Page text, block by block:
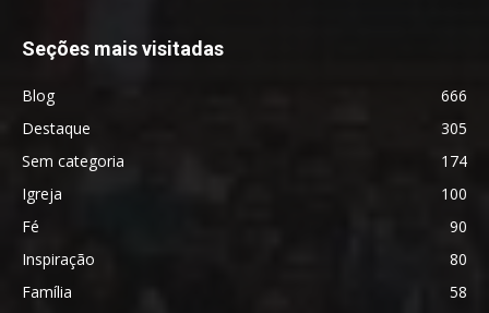
Seções mais visitadas
Blog
666
Destaque
305
Sem categoria
174
Igreja
100
Fé
90
Inspiração
80
Família
58